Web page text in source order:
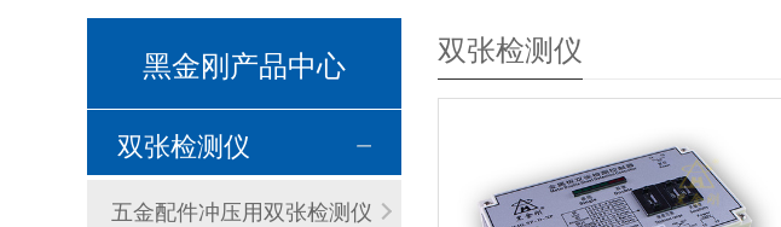
黑金刚产品中心
双张检测仪
五金配件冲压用双张检测仪
双张检测仪